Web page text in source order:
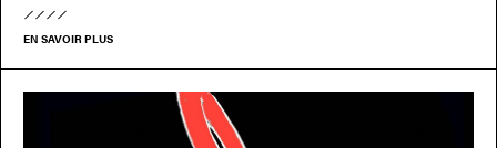
EN SAVOIR PLUS